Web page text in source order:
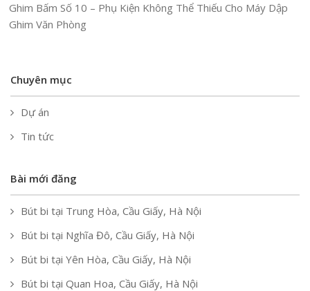
Ghim Bấm Số 10 – Phụ Kiện Không Thể Thiếu Cho Máy Dập
Ghim Văn Phòng
Chuyên mục
Dự án
Tin tức
Bài mới đăng
Bút bi tại Trung Hòa, Cầu Giấy, Hà Nội
Bút bi tại Nghĩa Đô, Cầu Giấy, Hà Nội
Bút bi tại Yên Hòa, Cầu Giấy, Hà Nội
Bút bi tại Quan Hoa, Cầu Giấy, Hà Nội